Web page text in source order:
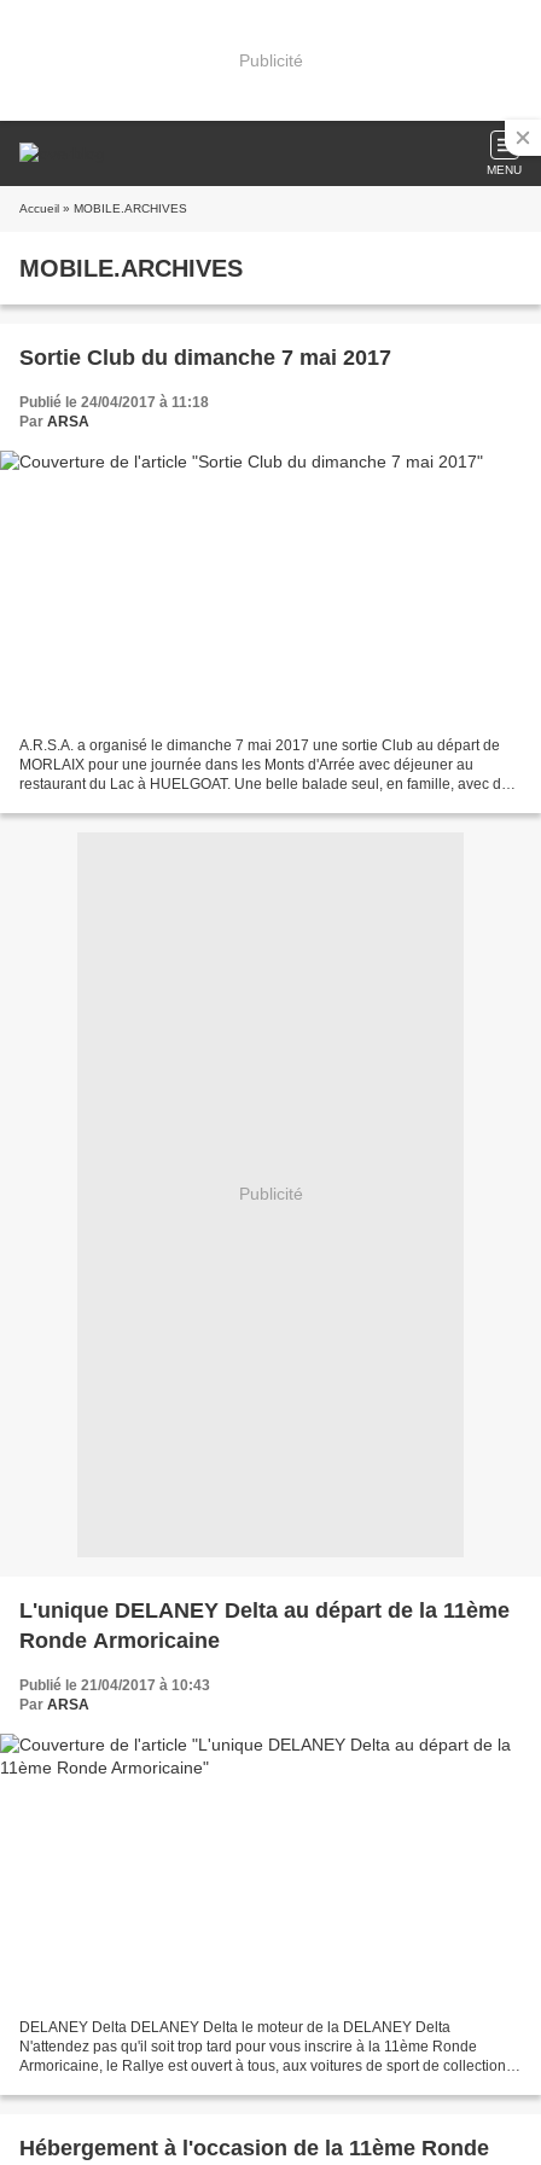
Publicité
MENU
Accueil » MOBILE.ARCHIVES
MOBILE.ARCHIVES
Sortie Club du dimanche 7 mai 2017
Publié le 24/04/2017 à 11:18
Par ARSA
A.R.S.A. a organisé le dimanche 7 mai 2017 une sortie Club au départ de
MORLAIX pour une journée dans les Monts d'Arrée avec déjeuner au
restaurant du Lac à HUELGOAT. Une belle balade seul, en famille, avec des
Publicité
L'unique DELANEY Delta au départ de la 11ème
Ronde Armoricaine
Publié le 21/04/2017 à 10:43
Par ARSA
DELANEY Delta DELANEY Delta le moteur de la DELANEY Delta
N'attendez pas qu'il soit trop tard pour vous inscrire à la 11ème Ronde
Armoricaine, le Rallye est ouvert à tous, aux voitures de sport de collection,
Hébergement à l'occasion de la 11ème Ronde